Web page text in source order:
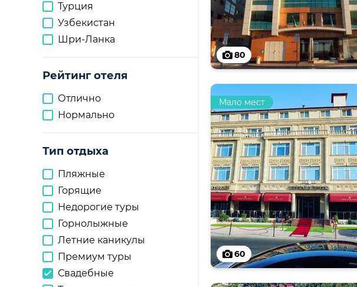
Турция
Узбекистан
Шри-Ланка
Рейтинг отеля
Отлично
Нормально
Тип отдыха
Пляжные
Горящие
Недорогие туры
Горнолыжные
Летние каникулы
Премиум туры
Свадебные
80
60
Мало мест